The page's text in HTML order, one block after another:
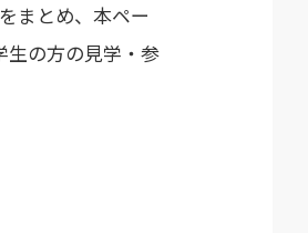
まとめ、本ペー
生の方の見学・参